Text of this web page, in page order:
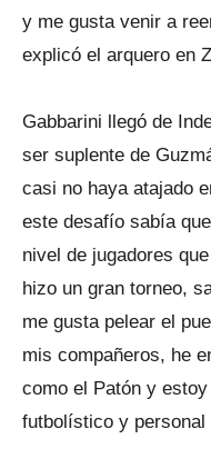
y me gusta venir a
explicó el arquero en
Gabbarini llegó de
ser suplente de
casi no haya atajado
este desafío sabía
nivel de jugadores
hizo un gran torneo,
me gusta pelear el
mis compañeros, he
como el Patón y
futbolístico y personal